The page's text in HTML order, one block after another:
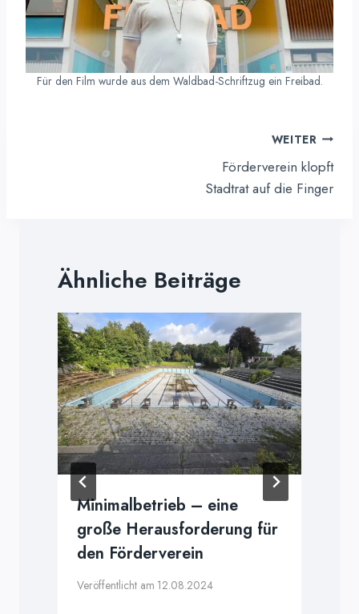
Für den Film wurde aus dem Waldbad-Schriftzug ein Freibad.
WEITER
Förderverein klopft
Stadtrat auf die Finger
Ähnliche Beiträge
Minimalbetrieb – eine
große Herausforderung für
den Förderverein
Veröffentlicht am 12.08.2024